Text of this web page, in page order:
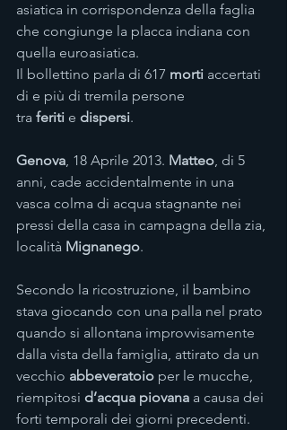
asiatica in corrispondenza della faglia
che congiunge la placca indiana con
quella euroasiatica.
Il bollettino parla di 617 morti accertati
di e più di tremila persone
tra feriti e dispersi.
Genova, 18 Aprile 2013. Matteo, di 5
anni, cade accidentalmente in una
vasca colma di acqua stagnante nei
pressi della casa in campagna della zia,
località Mignanego.
Secondo la ricostruzione, il bambino
stava giocando con una palla nel prato
quando si allontana improvvisamente
dalla vista della famiglia, attirato da un
vecchio abbeveratoio per le mucche,
riempitosi d’acqua piovana a causa dei
forti temporali dei giorni precedenti.